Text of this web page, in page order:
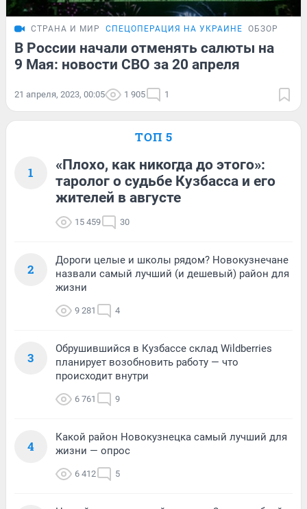
СТРАНА И МИР СПЕЦОПЕРАЦИЯ НА УКРАИНЕ ОБЗОР
В России начали отменять салюты на
9 Мая: новости СВО за 20 апреля
21 апреля, 2023, 00:05 1 905 1
ТОП 5
1
«Плохо, как никогда до этого»:
таролог о судьбе Кузбасса и его
жителей в августе
15 459 30
2
Дороги целые и школы рядом? Новокузнечане
назвали самый лучший (и дешевый) район для
жизни
9 281 4
3
Обрушившийся в Кузбассе склад Wildberries
планирует возобновить работу — что
происходит внутри
6 761 9
4
Какой район Новокузнецка самый лучший для
жизни — опрос
6 412 5